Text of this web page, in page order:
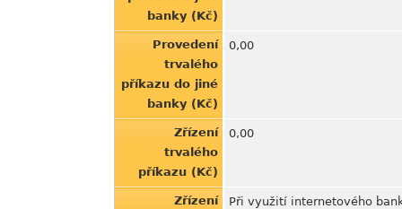
banky (Kč)
Provedení
trvalého
příkazu do jiné
banky (Kč)
0,00
Zřízení
trvalého
příkazu (Kč)
0,00
Zřízení
Při využití internetového